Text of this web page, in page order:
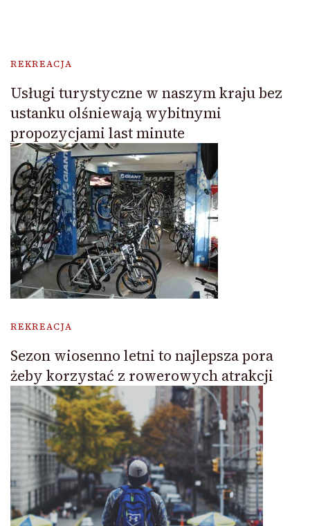
REKREACJA
Usługi turystyczne w naszym kraju bez
ustanku olśniewają wybitnymi
propozycjami last minute
REKREACJA
Sezon wiosenno letni to najlepsza pora
żeby korzystać z rowerowych atrakcji